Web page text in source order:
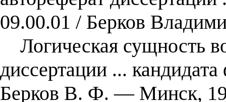
09.00.01 / Берков
Логическая сущность
диссертации ...
Берков В. Ф. ― Минск,